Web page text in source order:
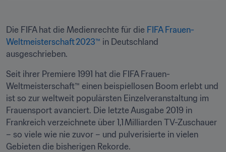
Die FIFA hat die Medienrechte für die FIFA Frauen-
Weltmeisterschaft 2023™ in Deutschland
ausgeschrieben.
Seit ihrer Premiere 1991 hat die FIFA Frauen-
Weltmeisterschaft™ einen beispiellosen Boom erlebt und
ist so zur weltweit populärsten Einzelveranstaltung im
Frauensport avanciert. Die letzte Ausgabe 2019 in
Frankreich verzeichnete über 1,1 Milliarden TV-Zuschauer
– so viele wie nie zuvor – und pulverisierte in vielen
Gebieten die bisherigen Rekorde.